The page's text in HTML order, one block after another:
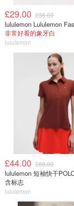
£29.00 £35.00
非常好看的象牙白
lululemon
£44.00 £68.00
lululemon 短袖快干
含标志
lululemon